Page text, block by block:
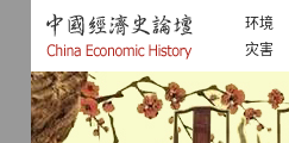
环境
灾害